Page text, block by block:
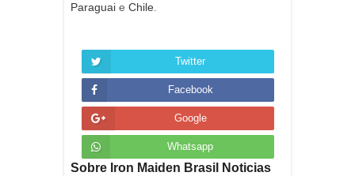
Paraguai e Chile.
Twitter
Facebook
Google
Whatsapp
Sobre Iron Maiden Brasil Noticias